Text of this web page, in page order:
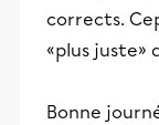
corrects.
«plus juste»
Bonne